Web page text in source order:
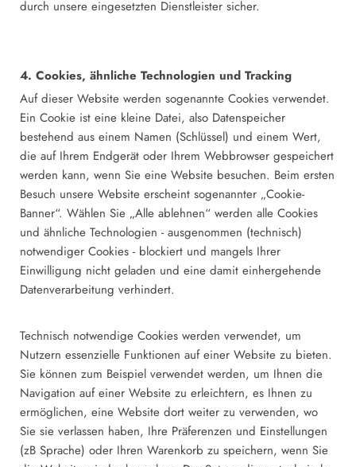
durch unsere eingesetzten Dienstleister sicher.
4. Cookies, ähnliche Technologien und Tracking
Auf dieser Website werden sogenannte Cookies verwendet.
Ein Cookie ist eine kleine Datei, also Datenspeicher
bestehend aus einem Namen (Schlüssel) und einem Wert,
die auf Ihrem Endgerät oder Ihrem Webbrowser gespeichert
werden kann, wenn Sie eine Website besuchen. Beim ersten
Besuch unsere Website erscheint sogenannter „Cookie-
Banner“. Wählen Sie „Alle ablehnen“ werden alle Cookies
und ähnliche Technologien - ausgenommen (technisch)
notwendiger Cookies - blockiert und mangels Ihrer
Einwilligung nicht geladen und eine damit einhergehende
Datenverarbeitung verhindert.
Technisch notwendige Cookies werden verwendet, um
Nutzern essenzielle Funktionen auf einer Website zu bieten.
Sie können zum Beispiel verwendet werden, um Ihnen die
Navigation auf einer Website zu erleichtern, es Ihnen zu
ermöglichen, eine Website dort weiter zu verwenden, wo
Sie sie verlassen haben, Ihre Präferenzen und Einstellungen
(zB Sprache) oder Ihren Warenkorb zu speichern, wenn Sie